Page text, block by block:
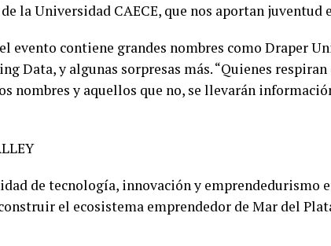
la Universidad CAECE, que nos aportan juventud
evento contiene grandes nombres como Draper
Data, y algunas sorpresas más. “Quienes
nombres y aquellos que no, se llevarán
de tecnología, innovación y emprendedurismo
el ecosistema emprendedor de Mar del